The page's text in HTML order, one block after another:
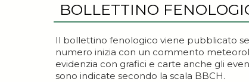
BOLLETTINO
Il bollettino fenologico viene pubblicato
numero inizia con un commento
evidenzia con grafici e carte anche gli
sono indicate secondo la scala BBCH.